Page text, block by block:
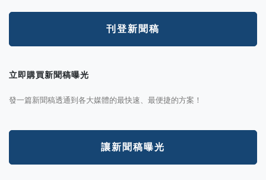
刊登新聞稿
立即購買新聞稿曝光
發一篇新聞稿透通到各大媒體的最快速、最便捷的方案！
讓新聞稿曝光